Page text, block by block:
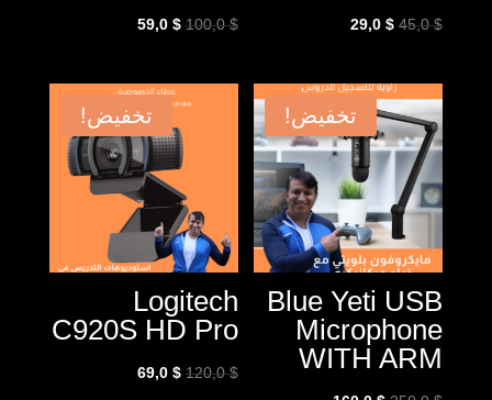
45,0$
السعر
هو:
45,0 $.
29,0$
السعر
هو:
29,0 $.
100,0$
السعر
هو:
100,0 $.
59,0 $
السعر
هو:
59,0 $.
تخفيض!
Blue Yeti USB
Microphone
WITH ARM
تخفيض!
Logitech
C920S HD Pro
120,0$
السعر
69,0 $
السعر